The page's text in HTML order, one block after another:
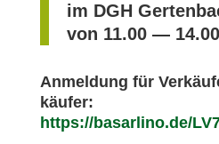
im DGH
von 11.00 —
Anmel­dung für
käu­fer:
https://basarlino.de/